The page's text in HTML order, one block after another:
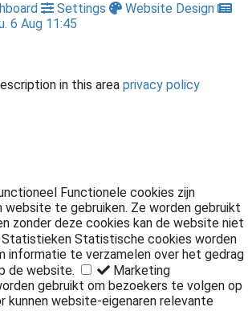
Settings
Website Design
6 Aug 11:45
in this area privacy policy
Functionele cookies zijn
website te gebruiken. Ze worden gebruikt
zonder deze cookies kan de website niet
Statistieken Statistische cookies worden
informatie te verzamelen over het gedrag
de website.
Marketing
gebruikt om bezoekers te volgen op
kunnen website-eigenaren relevante